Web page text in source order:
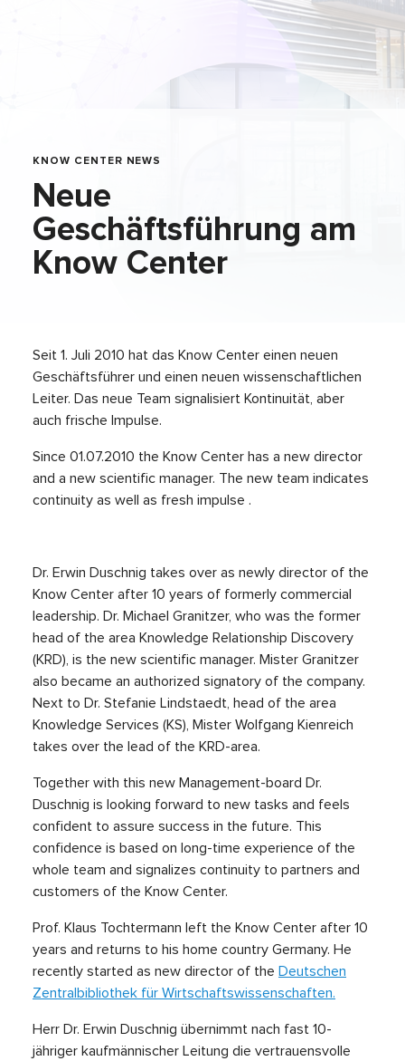
KNOW CENTER NEWS
Neue
Geschäftsführung am
Know Center
Seit 1. Juli 2010 hat das Know Center einen neuen
Geschäftsführer und einen neuen wissenschaftlichen
Leiter. Das neue Team signalisiert Kontinuität, aber
auch frische Impulse.
Since 01.07.2010 the Know Center has a new director
and a new scientific manager. The new team indicates
continuity as well as fresh impulse .
Dr. Erwin Duschnig takes over as newly director of the
Know Center after 10 years of formerly commercial
leadership. Dr. Michael Granitzer, who was the former
head of the area Knowledge Relationship Discovery
(KRD), is the new scientific manager. Mister Granitzer
also became an authorized signatory of the company.
Next to Dr. Stefanie Lindstaedt, head of the area
Knowledge Services (KS), Mister Wolfgang Kienreich
takes over the lead of the KRD-area.
Together with this new Management-board Dr.
Duschnig is looking forward to new tasks and feels
confident to assure success in the future. This
confidence is based on long-time experience of the
whole team and signalizes continuity to partners and
customers of the Know Center.
Prof. Klaus Tochtermann left the Know Center after 10
years and returns to his home country Germany. He
recently started as new director of the Deutschen
Zentralbibliothek für Wirtschaftswissenschaften.
Herr Dr. Erwin Duschnig übernimmt nach fast 10-
jähriger kaufmännischer Leitung die vertrauensvolle